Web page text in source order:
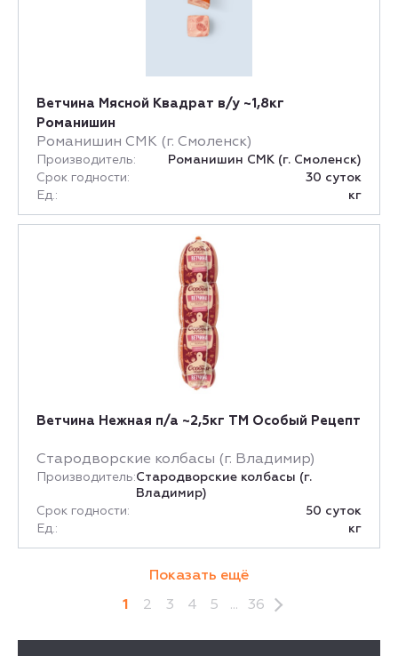
Ветчина Мясной Квадрат в/у ~1,8кг
Романишин
Романишин СМК (г. Смоленск)
Производитель:
Романишин СМК (г. Смоленск)
Срок годности:
30 суток
Ед.:
кг
Ветчина Нежная п/а ~2,5кг ТМ Особый Рецепт
Стародворские колбасы (г. Владимир)
Производитель:Стародворские колбасы (г.
Владимир)
Срок годности:
50 суток
Ед.:
кг
Показать ещё
1
2 3 4 5 ... 36